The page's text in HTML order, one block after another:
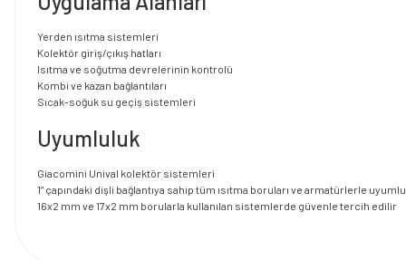
Yerden ısıtma sistemleri
Kolektör giriş/çıkış hatları
Isıtma ve soğutma devrelerinin kontrolü
Kombi ve kazan bağlantıları
Sıcak-soğuk su geçiş sistemleri
Uyumluluk
Giacomini Unival kolektör sistemleri
1” çapındaki dişli bağlantıya sahip tüm ısıtma boruları ve armatürlerle
16x2 mm ve 17x2 mm borularla kullanılan sistemlerde güvenle tercih edilir